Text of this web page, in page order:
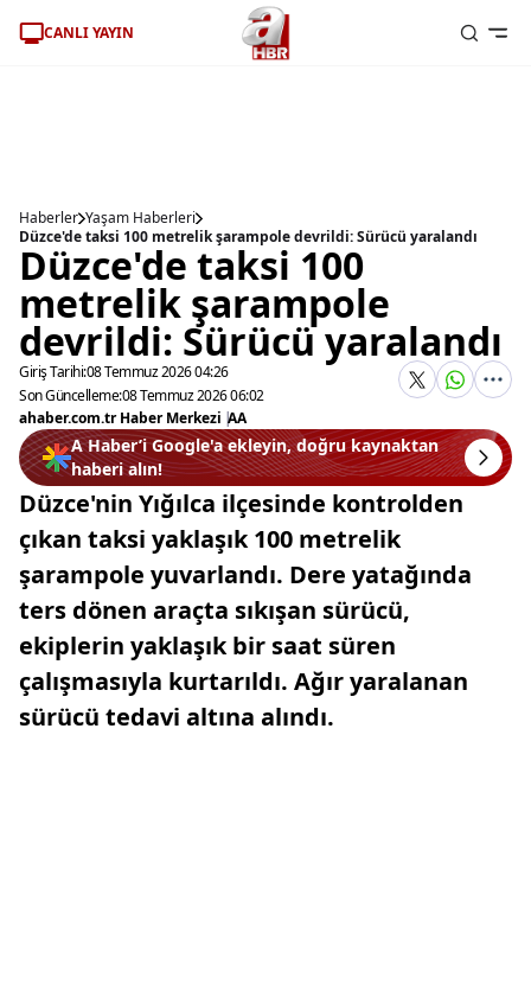
CANLI YAYIN
Haberler Yaşam Haberleri
Düzce'de taksi 100 metrelik şarampole devrildi: Sürücü yaralandı
Düzce'de taksi 100
metrelik şarampole
devrildi: Sürücü yaralandı
Giriş Tarihi:08 Temmuz 2026 04:26
Son Güncelleme:08 Temmuz 2026 06:02
ahaber.com.tr Haber Merkezi |AA
A Haber’i Google'a ekleyin, doğru kaynaktan
haberi alın!
Düzce'nin Yığılca ilçesinde kontrolden
çıkan taksi yaklaşık 100 metrelik
şarampole yuvarlandı. Dere yatağında
ters dönen araçta sıkışan sürücü,
ekiplerin yaklaşık bir saat süren
çalışmasıyla kurtarıldı. Ağır yaralanan
sürücü tedavi altına alındı.